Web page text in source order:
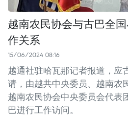
越南农民协会与古巴全
作关系
15/06/2024 08:16
越通社驻哈瓦那记者报道，应
请，由越共中央委员、越南农
越南农民协会中央委员会代表
巴进行工作访问。